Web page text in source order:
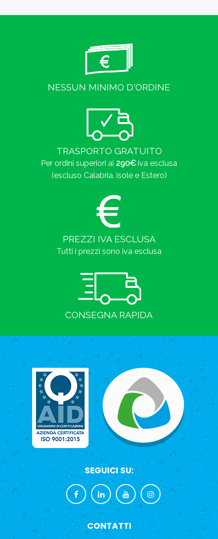
NESSUN MINIMO D'ORDINE
TRASPORTO GRATUITO
Per ordini superiori ai 290€iva esclusa
(escluso Calabria, isole e Estero)
PREZZI IVA ESCLUSA
Tutti i prezzi sono iva esclusa
CONSEGNA RAPIDA
SEGUICI SU:
CONTATTI